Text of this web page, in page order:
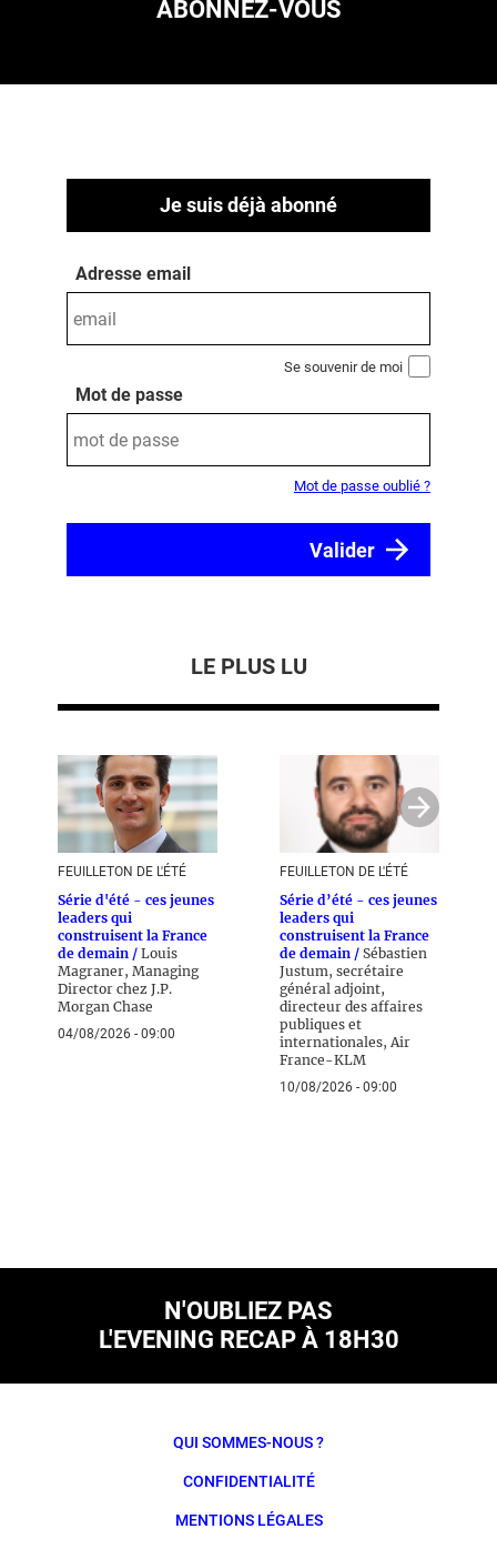
ABONNEZ-VOUS
Je suis déjà abonné
Adresse email
Se souvenir de moi
Mot de passe
Mot de passe oublié ?
LE PLUS LU
FEUILLETON DE L'ÉTÉ
Série d'été - ces jeunes
leaders qui
construisent la France
de demain / Louis
Magraner, Managing
Director chez J.P.
Morgan Chase
04/08/2026 - 09:00
FEUILLETON DE L'ÉTÉ
Série d’été - ces jeunes
leaders qui
construisent la France
de demain / Sébastien
Justum, secrétaire
général adjoint,
directeur des affaires
publiques et
internationales, Air
France-KLM
10/08/2026 - 09:00
N'OUBLIEZ PAS
L'EVENING RECAP À 18H30
QUI SOMMES-NOUS ?
CONFIDENTIALITÉ
MENTIONS LÉGALES